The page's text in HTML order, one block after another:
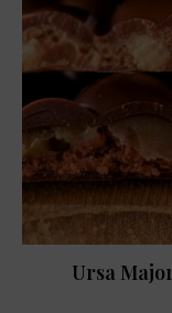
Ursa